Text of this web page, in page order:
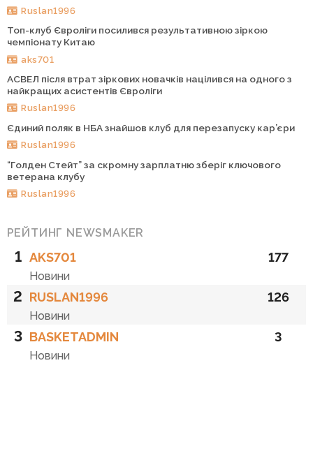
Ruslan1996
Топ-клуб Євроліги посилився результативною зіркою
чемпіонату Китаю
aks701
АСВЕЛ після втрат зіркових новачків націлився на одного з
найкращих асистентів Євроліги
Ruslan1996
Єдиний поляк в НБА знайшов клуб для перезапуску кар’єри
Ruslan1996
“Голден Стейт” за скромну зарплатню зберіг ключового
ветерана клубу
Ruslan1996
РЕЙТИНГ NEWSMAKER
1 AKS701
Новини
177
2 RUSLAN1996
Новини
126
3 BASKETADMIN
Новини
3